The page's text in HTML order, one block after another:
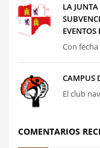
LA
Con
CAMPUS
El club
COMENTARIOS